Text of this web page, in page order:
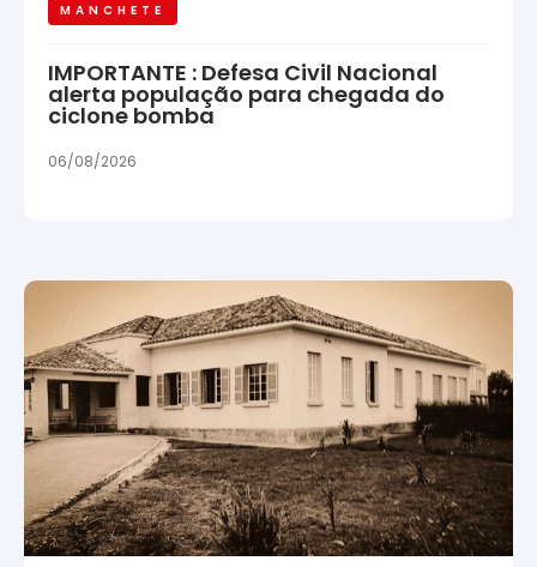
MANCHETE
IMPORTANTE : Defesa Civil Nacional
alerta população para chegada do
ciclone bomba
06/08/2026